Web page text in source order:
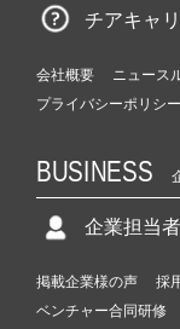
チアキャ
会社概要 ニュース
プライバシーポリシー
BUSINESS
企業担当
掲載企業様の声 採
ベンチャー合同研修